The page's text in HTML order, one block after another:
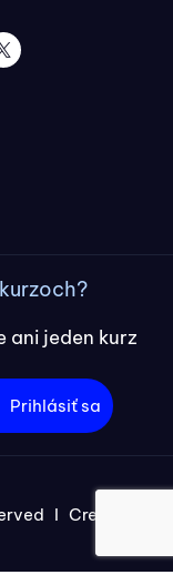
ani jeden kurz
Prihlásiť sa
I Created by